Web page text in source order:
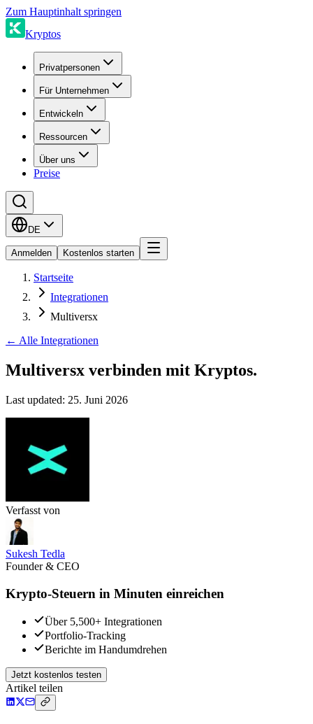
Zum Hauptinhalt springen
Kryptos
Privatpersonen
Für Unternehmen
Entwickeln
Ressourcen
Über uns
Preise
DE
Anmelden Kostenlos starten
Startseite
Integrationen
Multiversx
← Alle Integrationen
Multiversx verbinden mit Kryptos.
Last updated: 25. Juni 2026
Verfasst von
Sukesh Tedla
Founder & CEO
Krypto-Steuern in Minuten einreichen
Über 5,500+ Integrationen
Portfolio-Tracking
Berichte im Handumdrehen
Jetzt kostenlos testen
Artikel teilen